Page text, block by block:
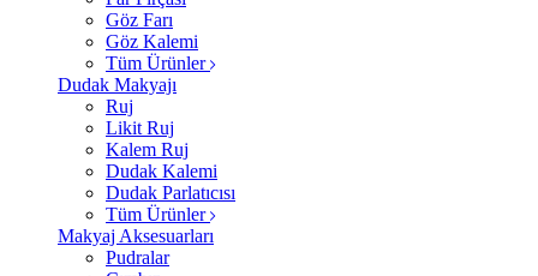
Göz Farı
Göz Kalemi
Tüm Ürünler
Dudak Makyajı
Ruj
Likit Ruj
Kalem Ruj
Dudak Kalemi
Dudak Parlatıcısı
Tüm Ürünler
Makyaj Aksesuarları
Pudralar